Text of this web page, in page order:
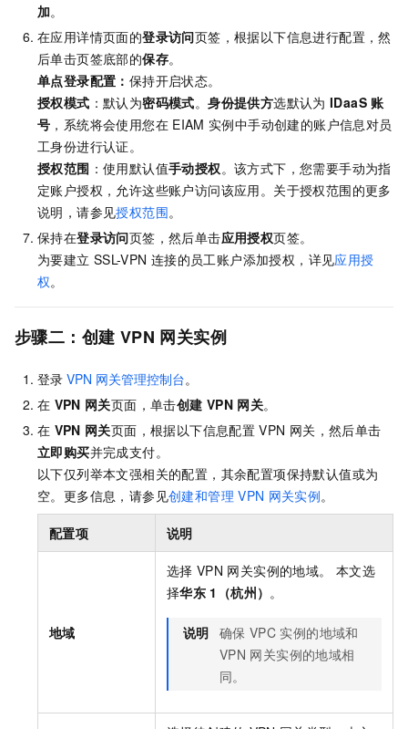
加。
在应用详情页面的登录访问页签，根据以下信息进行配置，然
后单击页签底部的保存。
单点登录配置 ： 保持开启状态。
授权模式 ：默认为密码模式。身份提供方选默认为 IDaaS 账
号 ，系统将会使用您在 EIAM 实例中手动创建的账户信息对员
工身份进行认证。
授权范围 ：使用默认值手动授权 。该方式下，您需要手动为指
定账户授权，允许这些账户访问该应用。关于授权范围的更多
说明，请参见授权范围。
保持在登录访问页签，然后单击应用授权页签。
为要建立 SSL-VPN 连接的员工账户添加授权，详见应用授
权。
步骤二：创建 VPN 网关实例
登录 VPN 网关管理控制台。
在 VPN 网关页面，单击创建 VPN 网关。
在 VPN 网关页面，根据以下信息配置 VPN 网关，然后单击
立即购买并完成支付。
以下仅列举本文强相关的配置，其余配置项保持默认值或为
空。更多信息，请参见创建和管理 VPN 网关实例。
配置项 说明
地域
选择 VPN 网关实例的地域。 本文选
择华东 1（杭州） 。
说明 确保 VPC 实例的地域和
VPN 网关实例的地域相
同。